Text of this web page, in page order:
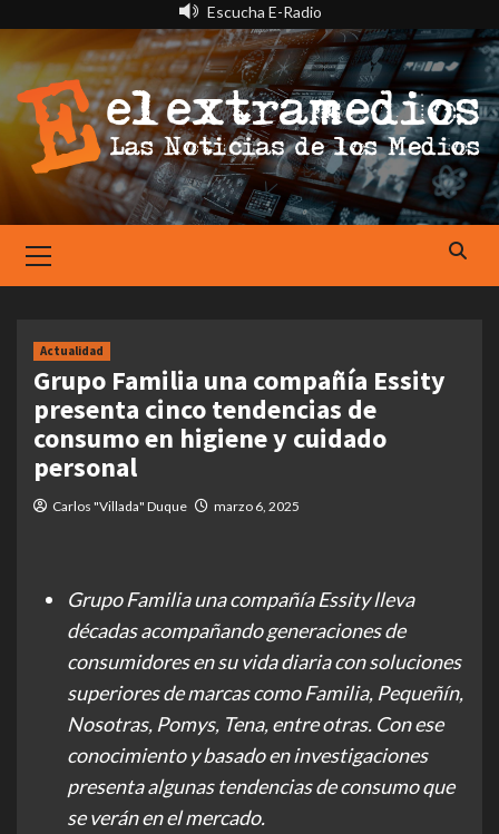
contenido
Escucha E-Radio
Menu
Actualidad
Grupo Familia una compañía Essity
presenta cinco tendencias de
consumo en higiene y cuidado
personal
Carlos "Villada" Duque marzo 6, 2025
Grupo Familia una compañía Essity lleva
décadas acompañando generaciones de
consumidores en su vida diaria con soluciones
superiores de marcas como Familia, Pequeñín,
Nosotras, Pomys, Tena, entre otras. Con ese
conocimiento y basado en investigaciones
presenta algunas tendencias de consumo que
se verán en el mercado.